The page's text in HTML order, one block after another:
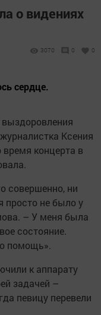
о видениях
3070 0 0
сердце.
Ксения
время концерта в
совершенно, ни
просто не было у
– У меня была
состояние.
помощь».
к аппарату
задачей –
певицу перевели